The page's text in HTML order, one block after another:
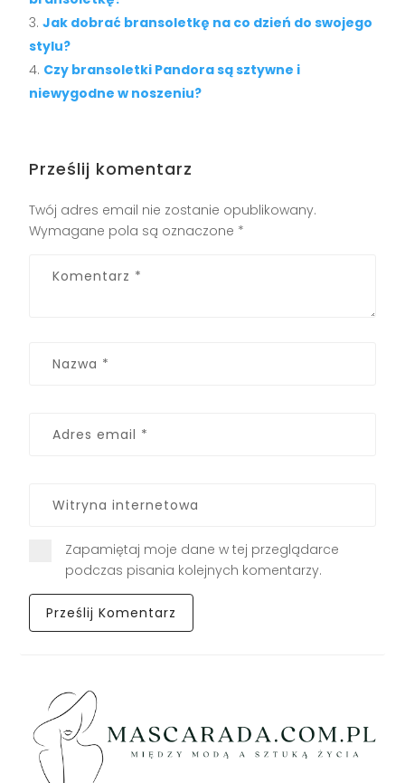
Jak dobrać bransoletkę na co dzień do swojego
stylu?
Czy bransoletki Pandora są sztywne i
niewygodne w noszeniu?
Prześlij komentarz
Twój adres email nie zostanie opublikowany.
Wymagane pola są oznaczone *
Zapamiętaj moje dane w tej przeglądarce
podczas pisania kolejnych komentarzy.